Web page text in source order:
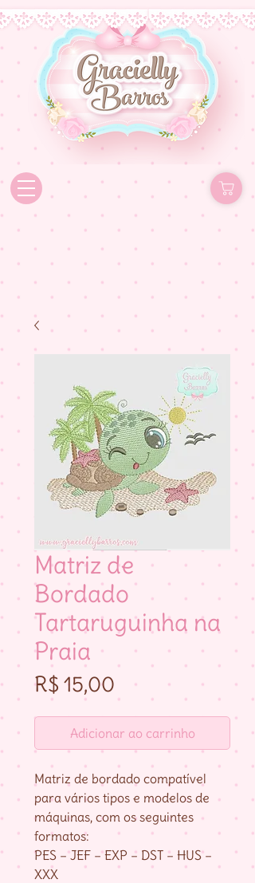
Matriz de
Bordado
Tartaruguinha na
Praia
R$ 15,00 Preço
Adicionar ao carrinho
Matriz de bordado compatível
para vários tipos e modelos de
máquinas, com os seguintes
formatos:
PES – JEF – EXP – DST – HUS –
XXX